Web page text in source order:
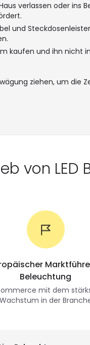
verlassen oder ins
und
kaufen und ihn nicht
ziehen, um
von LED
Beleuchtung
mit dem
Wachstum in der